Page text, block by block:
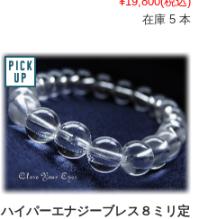
在庫 5 本
ハイパーエナジーブレス８ミリ定